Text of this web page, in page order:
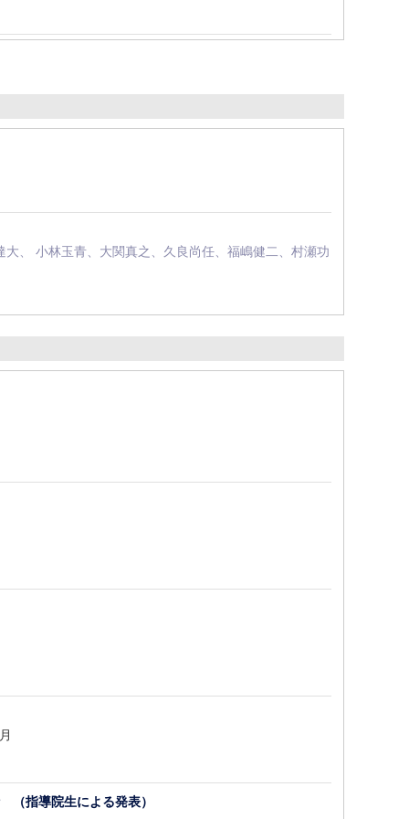
、 小林玉青、大関真之、久良尚任、福嶋健二、村瀬功
指導院生による発表）